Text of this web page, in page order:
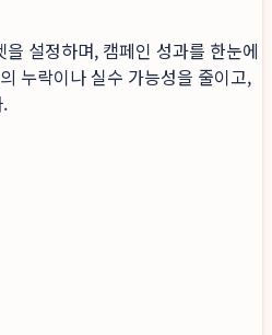
설정하며, 캠페인 성과를 한눈에
누락이나 실수 가능성을 줄이고,